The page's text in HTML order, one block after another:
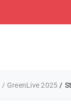
GreenLive 2025